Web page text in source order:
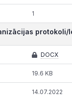
1
protokoli/
DOCX
19.6 KB
14.07.2022